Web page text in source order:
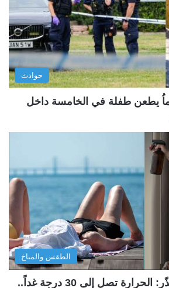
حوادث
عمره 15 عاماُ يطعن طفلة في الخامسة داخل
الطقس والمناخ
الأرصاد السويدية تحذّر: الحرارة تصل إلى 30 درجة غداً..